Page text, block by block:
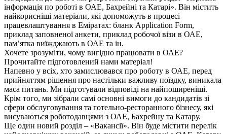
інформація по роботі в ОАЕ, Бахрейні та Катарі». Він містить
найкорисніші матеріали, які допоможуть в процесі
працевлаштування в Еміратах: бланк Application Form,
приклад заповненої анкети, приклад робочої візи в ОАЕ,
пам’ятка виїжджають в ОАЕ та ін.
Хочете зрозуміти, чому вигідно працювати в ОАЕ?
Прочитайте підготовлений нами матеріал!
Напевно у всіх, хто замислювався про роботу в ОАЕ, перед
прийняттям рішення про настільки важливу поїздку, виникала
маса питань. Ми підготували відповіді на найпоширеніші.
Крім того, ми зібрали самі основні вимоги до кандидатів зі
сфери обслуговування та готельно-ресторанного бізнесу, які
висуваються роботодавцями з ОАЕ, Бахрейну та Катару.
Ще один новий розділ – «Вакансії». Він буде містити перелік